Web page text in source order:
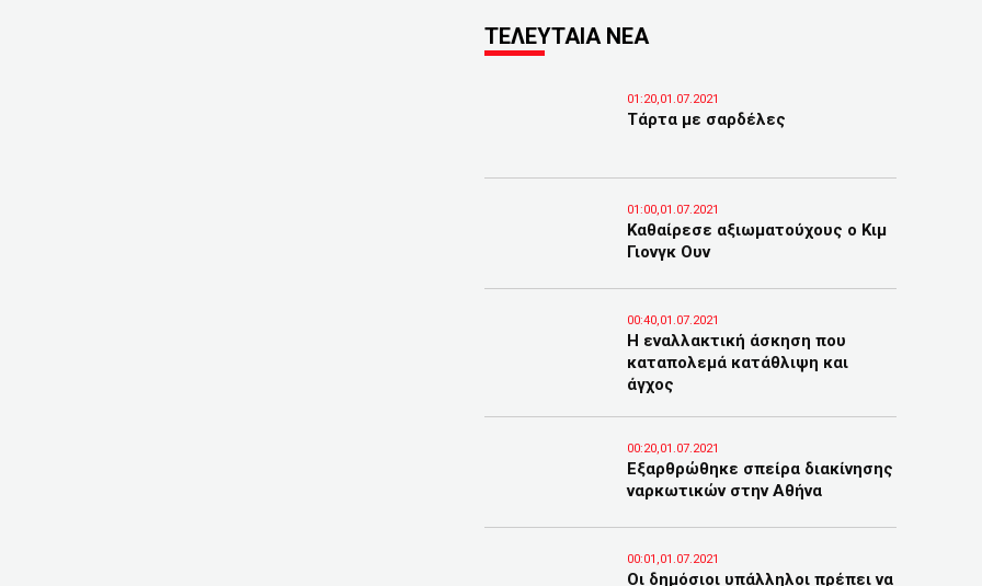
ΤΕΛΕΥΤΑΙΑ ΝΕΑ
01:20,01.07.2021
Τάρτα με σαρδέλες
01:00,01.07.2021
Καθαίρεσε αξιωματούχους ο Κιμ
Γιονγκ Ουν
00:40,01.07.2021
Η εναλλακτική άσκηση που
καταπολεμά κατάθλιψη και
άγχος
00:20,01.07.2021
Εξαρθρώθηκε σπείρα διακίνησης
ναρκωτικών στην Αθήνα
00:01,01.07.2021
Οι δημόσιοι υπάλληλοι πρέπει να